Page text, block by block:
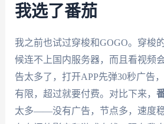
我选了番茄
我之前也试过穿梭和GOGO。穿梭
候连不上国内服务器，而且看视频
告太多了，打开APP先弹30秒广告
有限，超过就要付费。对比下来，
太多——没有广告，节点多，速度